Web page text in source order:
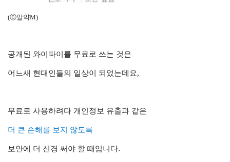
(ⓒ알약M)
공개된 와이파이를 무료로 쓰는 것은
어느새 현대인들의 일상이 되었는데요,
무료로 사용하려다 개인정보 유출과 같은
더 큰 손해를 보지 않도록
보안에 더 신경 써야 할 때입니다.